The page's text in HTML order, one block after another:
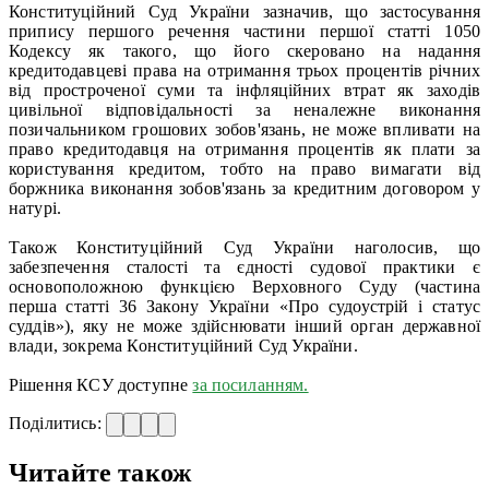
Конституційний Суд України зазначив, що застосування
припису першого речення частини першої статті 1050
Кодексу як такого, що його скеровано на надання
кредитодавцеві права на отримання трьох процентів річних
від простроченої суми та інфляційних втрат як заходів
цивільної відповідальності за неналежне виконання
позичальником грошових зобов'язань, не може впливати на
право кредитодавця на отримання процентів як плати за
користування кредитом, тобто на право вимагати від
боржника виконання зобов'язань за кредитним договором у
натурі.
Також Конституційний Суд України наголосив, що
забезпечення сталості та єдності судової практики є
основоположною функцією Верховного Суду (частина
перша статті 36 Закону України «Про судоустрій і статус
суддів»), яку не може здійснювати інший орган державної
влади, зокрема Конституційний Суд України.
Рішення КСУ доступнеза посиланням.
Поділитись:
Читайте також